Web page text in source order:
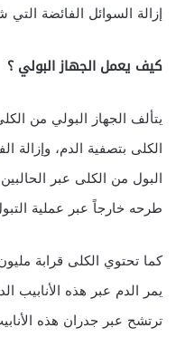
إزالة السوائل الفائضة التي
كيف يعمل الجهاز البولي ؟
يتألف الجهاز البولي من
الكلى بتصفية الدم، وإزالة
البول من الكلى عبر
طرحه خارجاً عبر عملية
كما تحتوي الكلى قرابة
يمر الدم عبر هذه
ترتشح عبر جدران هذه